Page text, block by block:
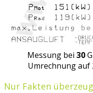
Messung bei 30
Umrechnung auf
Nur Fakten